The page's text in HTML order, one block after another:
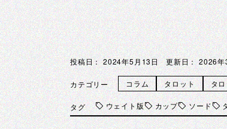
投稿日： 2024年5月13日 更新日： 2026
カテゴリー コラム タロット タ
タグ ウェイト版 カップ ソード